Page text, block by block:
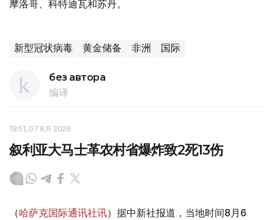
摩洛哥、科特迪瓦和苏丹。
新型冠状病毒 黄金储备 非洲 国际
без автора
编译
19:51, 07 8月 2026
叙利亚大马士革农村省爆炸致2死13伤
（哈萨克国际通讯社讯）据中新社报道，当地时间8月6